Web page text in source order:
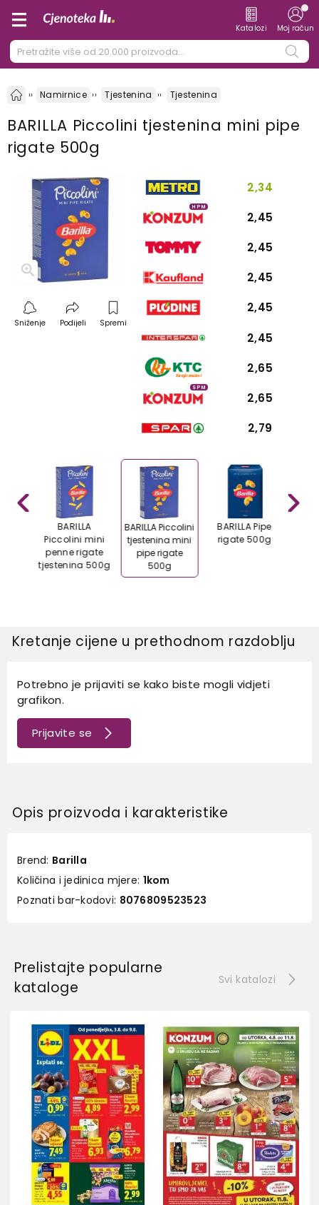
Katalozi Moj račun
Namirnice Tjestenina Tjestenina
BARILLA Piccolini tjestenina mini pipe
rigate 500g
Sniženje Podijeli Spremi
2,34
HPM
2,45
2,45
2,45
2,45
2,45
2,65
SPM
2,65
2,79
BARILLA
Piccolini mini
penne rigate
tjestenina 500g
BARILLA Piccolini
tjestenina mini
pipe rigate
500g
BARILLA Pipe
rigate 500g
Kretanje cijene u prethodnom razdoblju
Potrebno je prijaviti se kako biste mogli vidjeti
grafikon.
Prijavite se
Opis proizvoda i karakteristike
Brend: Barilla
Količina i jedinica mjere: 1kom
Poznati bar-kodovi: 8076809523523
Prelistajte popularne
kataloge
Svi katalozi